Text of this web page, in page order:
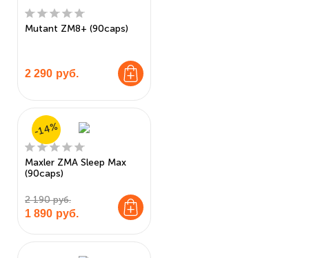
Mutant ZM8+ (90caps)
2 290 руб.
Maxler ZMA Sleep Max
(90caps)
2 190 руб.
1 890 руб.
-14%